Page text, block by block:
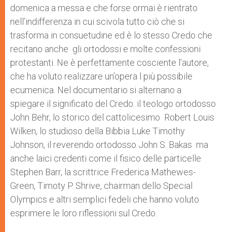
domenica a messa e che forse ormai è rientrato
nell’indifferenza in cui scivola tutto ciò che si
trasforma in consuetudine ed è lo stesso Credo che
recitano anche gli ortodossi e molte confessioni
protestanti. Ne è perfettamente cosciente l’autore,
che ha voluto realizzare un’opera l più possibile
ecumenica. Nel documentario si alternano a
spiegare il significato del Credo: il teologo ortodosso
John Behr, lo storico del cattolicesimo Robert Louis
Wilken, lo studioso della Bibbia Luke Timothy
Johnson, il reverendo ortodosso John S. Bakas ma
anche laici credenti come il fisico delle particelle
Stephen Barr, la scrittrice Frederica Mathewes-
Green, Timoty P. Shrive, chairman dello Special
Olympics e altri semplici fedeli che hanno voluto
esprimere le loro riflessioni sul Credo.